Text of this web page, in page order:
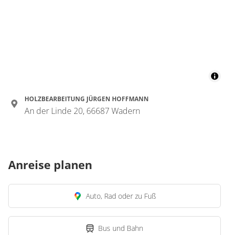
HOLZBEARBEITUNG JÜRGEN HOFFMANN
An der Linde 20, 66687 Wadern
Anreise planen
Auto, Rad oder zu Fuß
Bus und Bahn